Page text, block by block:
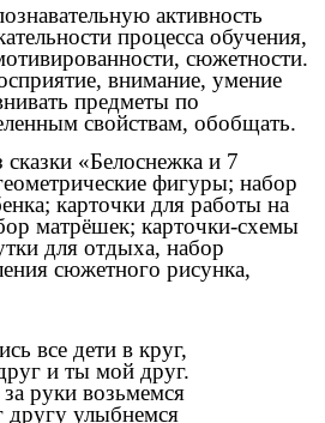
активность
процесса обучения,
сюжетности.
внимание, умение
предметы по
свойствам, обобщать.
сказки «Белоснежка и 7
фигуры; набор
карточки для работы на
матрёшек; карточки-схемы
для отдыха, набор
сюжетного рисунка,
все дети в круг,
и ты мой друг.
руки возьмемся
другу улыбнемся